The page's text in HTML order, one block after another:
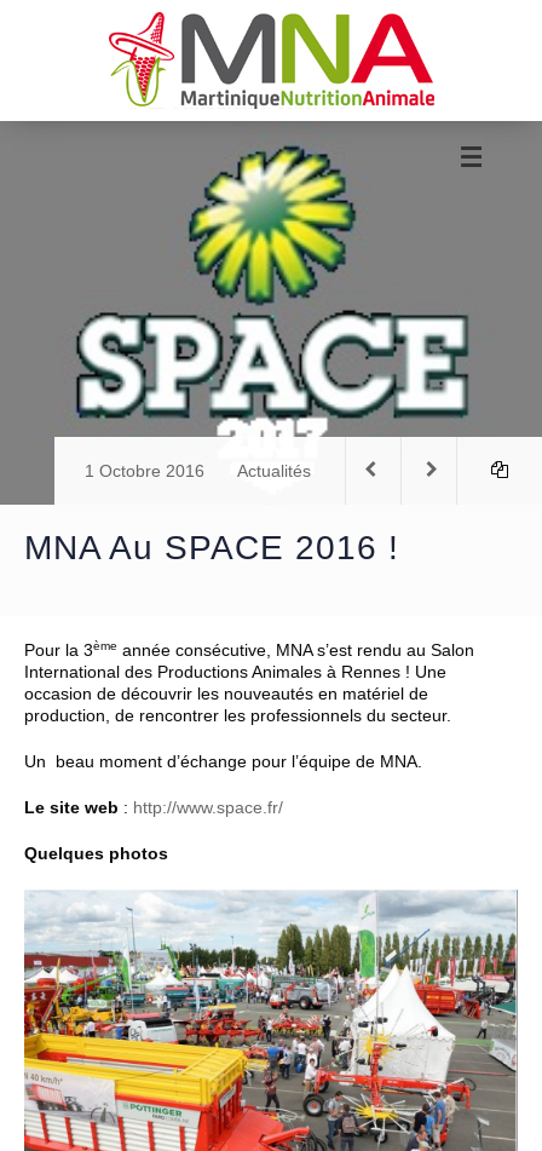
1 Octobre 2016 Actualités
MNA Au SPACE 2016 !
Pour la 3ème année consécutive, MNA s’est rendu au Salon
International des Productions Animales à Rennes ! Une
occasion de découvrir les nouveautés en matériel de
production, de rencontrer les professionnels du secteur.
Un beau moment d’échange pour l’équipe de MNA.
Le site web : http://www.space.fr/
Quelques photos